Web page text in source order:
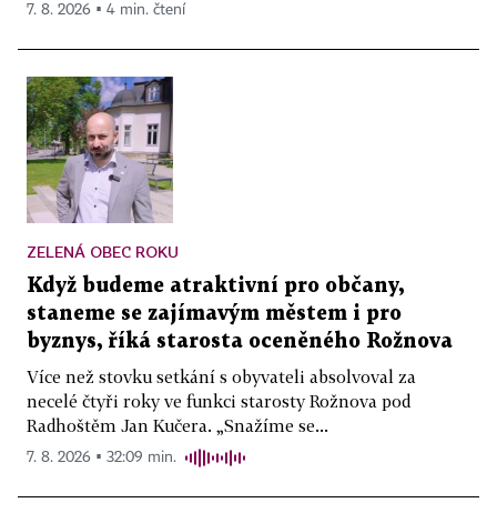
7. 8. 2026 ▪ 4 min. čtení
ZELENÁ OBEC ROKU
Když budeme atraktivní pro občany,
staneme se zajímavým městem i pro
byznys, říká starosta oceněného Rožnova
Více než stovku setkání s obyvateli absolvoval za
necelé čtyři roky ve funkci starosty Rožnova pod
Radhoštěm Jan Kučera. „Snažíme se...
7. 8. 2026 ▪ 32:09 min.